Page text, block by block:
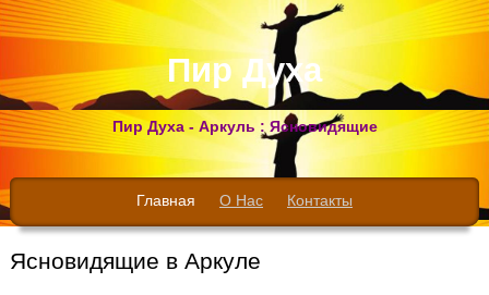
Пир Духа
Пир Духа - Аркуль : Ясновидящие
Главная О Нас Контакты
Ясновидящие в Аркуле